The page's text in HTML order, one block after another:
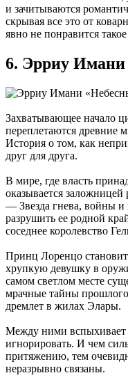
и зачитываются
скрывая все это от
явно не понравится
6. Эрриу Имани
Захватывающее начало
переплетаются древние
История о том, как
друг для друга.
В мире, где власть
оказывается заложницей
— Звезда гнева, войны и
разрушить ее родной
соседнее королевство
Принц Лоренцо
хрупкую девушку в
самом светлом месте
мрачные тайны
дремлет в жилах Элары.
Между ними вспыхивает
игнорировать. И чем
притяжению, тем
неразрывно связаны.